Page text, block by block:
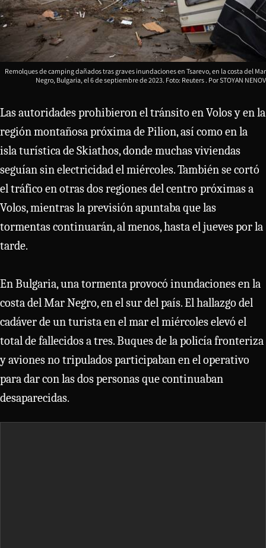
Remolques de camping dañados tras graves inundaciones en Tsarevo, en la costa del Mar
Negro, Bulgaria, el 6 de septiembre de 2023. Foto: Reuters
STOYAN NENOV
Las autoridades prohibieron el tránsito en Volos y en la
región montañosa próxima de Pilion, así como en la
isla turística de Skiathos, donde muchas viviendas
seguían sin electricidad el miércoles. También se cortó
el tráfico en otras dos regiones del centro próximas a
Volos, mientras la previsión apuntaba que las
tormentas continuarán, al menos, hasta el jueves por la
tarde.
En Bulgaria, una tormenta provocó inundaciones en la
costa del Mar Negro, en el sur del país. El hallazgo del
cadáver de un turista en el mar el miércoles elevó el
total de fallecidos a tres. Buques de la policía fronteriza
y aviones no tripulados participaban en el operativo
para dar con las dos personas que continuaban
desaparecidas.